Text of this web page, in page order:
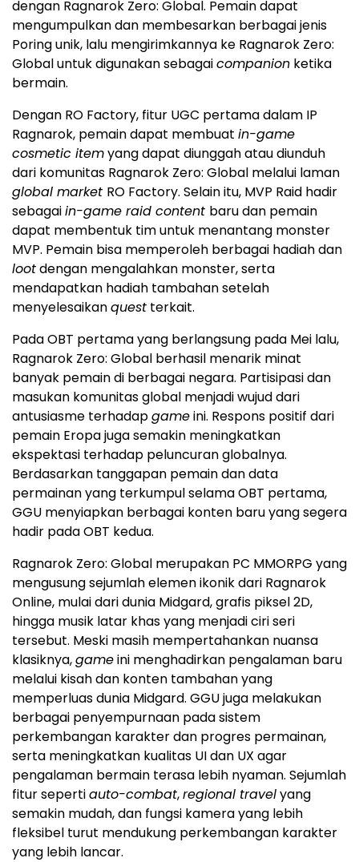
dengan Ragnarok Zero: Global. Pemain dapat
mengumpulkan dan membesarkan berbagai jenis
Poring unik, lalu mengirimkannya ke Ragnarok Zero:
Global untuk digunakan sebagaicompanion ketika
bermain.
Dengan RO Factory, fitur UGC pertama dalam IP
Ragnarok, pemain dapat membuat in-game
cosmetic itemyang dapat diunggah atau diunduh
dari komunitas Ragnarok Zero: Global melalui laman
global market RO Factory. Selain itu, MVP Raid hadir
sebagaiin-game raid content baru dan pemain
dapat membentuk tim untuk menantang monster
MVP. Pemain bisa memperoleh berbagai hadiah dan
lootdengan mengalahkan monster, serta
mendapatkan hadiah tambahan setelah
menyelesaikanquest terkait.
Pada OBT pertama yang berlangsung pada Mei lalu,
Ragnarok Zero: Global berhasil menarik minat
banyak pemain di berbagai negara. Partisipasi dan
masukan komunitas global menjadi wujud dari
antusiasme terhadapgameini. Respons positif dari
pemain Eropa juga semakin meningkatkan
ekspektasi terhadap peluncuran globalnya.
Berdasarkan tanggapan pemain dan data
permainan yang terkumpul selama OBT pertama,
GGU menyiapkan berbagai konten baru yang segera
hadir pada OBT kedua.
Ragnarok Zero: Global merupakan PC MMORPG yang
mengusung sejumlah elemen ikonik dari Ragnarok
Online, mulai dari dunia Midgard, grafis piksel 2D,
hingga musik latar khas yang menjadi ciri seri
tersebut. Meski masih mempertahankan nuansa
klasiknya,gameini menghadirkan pengalaman baru
melalui kisah dan konten tambahan yang
memperluas dunia Midgard. GGU juga melakukan
berbagai penyempurnaan pada sistem
perkembangan karakter dan progres permainan,
serta meningkatkan kualitas UI dan UX agar
pengalaman bermain terasa lebih nyaman. Sejumlah
fitur sepertiauto-combat,regional travelyang
semakin mudah, dan fungsi kamera yang lebih
fleksibel turut mendukung perkembangan karakter
yang lebih lancar.